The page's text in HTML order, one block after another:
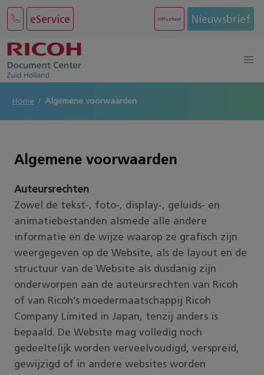
eService Officefood Nieuwsbrief
Home Algemene voorwaarden
Algemene voorwaarden
Auteursrechten
Zowel de tekst-, foto-, display-, geluids- en
animatiebestanden alsmede alle andere
informatie en de wijze waarop ze grafisch zijn
weergegeven op de Website, als de layout en de
structuur van de Website als dusdanig zijn
onderworpen aan de auteursrechten van Ricoh
of van Ricoh’s moedermaatschappij Ricoh
Company Limited in Japan, tenzij anders is
bepaald. De Website mag volledig noch
gedeeltelijk worden verveelvoudigd, verspreid,
gewijzigd of in andere websites worden